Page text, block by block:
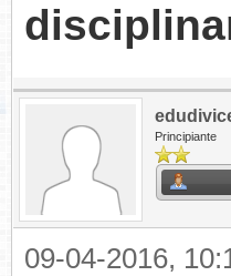
Principiante
09-04-2016,